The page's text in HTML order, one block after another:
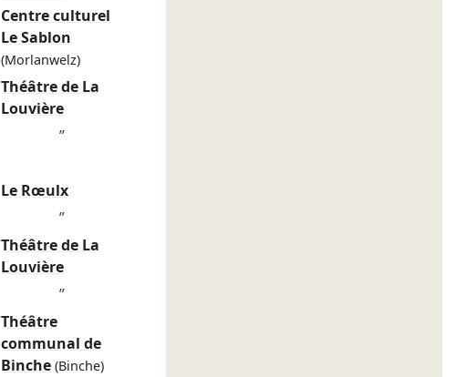
Centre culturel
Le Sablon
(Morlanwelz)
Théâtre de La
Louvière
”
Le Rœulx
”
Théâtre de La
Louvière
”
Théâtre
communal de
Binche (Binche)